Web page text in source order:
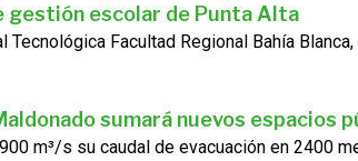
gestión escolar de Punta Alta
Tecnológica Facultad Regional Bahía
sumará nuevos espacios
m³/s su caudal de evacuación en 2400